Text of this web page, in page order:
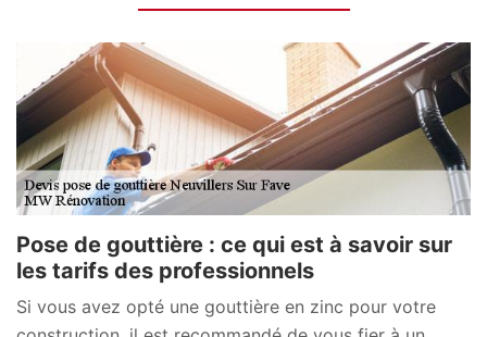
Pose de gouttière : ce qui est à savoir sur
les tarifs des professionnels
Si vous avez opté une gouttière en zinc pour votre